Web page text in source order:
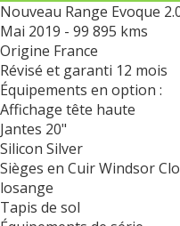
Nouveau Range Evoque
Mai 2019 - 99 895 kms
Origine France
Révisé et garanti 12 mois
Équipements en option :
Affichage tête haute
Jantes 20"
Silicon Silver
Sièges en Cuir Windsor
losange
Tapis de sol